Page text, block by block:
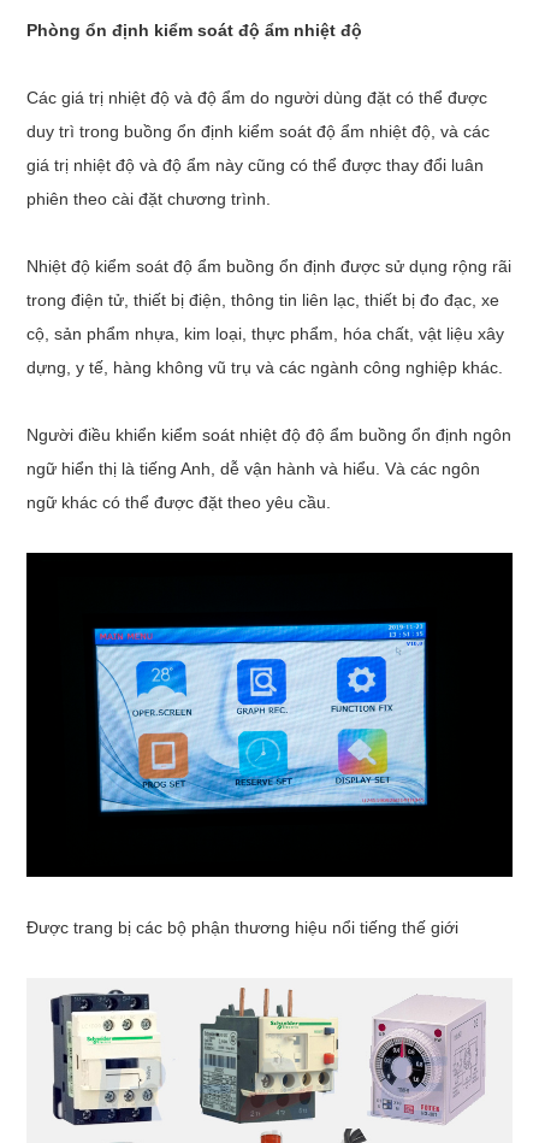
Phòng ổn định kiểm soát độ ẩm nhiệt độ
Các giá trị nhiệt độ và độ ẩm do người dùng đặt có thể được
duy trì trong buồng ổn định kiểm soát độ ẩm nhiệt độ, và các
giá trị nhiệt độ và độ ẩm này cũng có thể được thay đổi luân
phiên theo cài đặt chương trình.
Nhiệt độ kiểm soát độ ẩm buồng ổn định được sử dụng rộng rãi
trong điện tử, thiết bị điện, thông tin liên lạc, thiết bị đo đạc, xe
cộ, sản phẩm nhựa, kim loại, thực phẩm, hóa chất, vật liệu xây
dựng, y tế, hàng không vũ trụ và các ngành công nghiệp khác.
Người điều khiển kiểm soát nhiệt độ độ ẩm buồng ổn định ngôn
ngữ hiển thị là tiếng Anh, dễ vận hành và hiểu. Và các ngôn
ngữ khác có thể được đặt theo yêu cầu.
Được trang bị các bộ phận thương hiệu nổi tiếng thế giới